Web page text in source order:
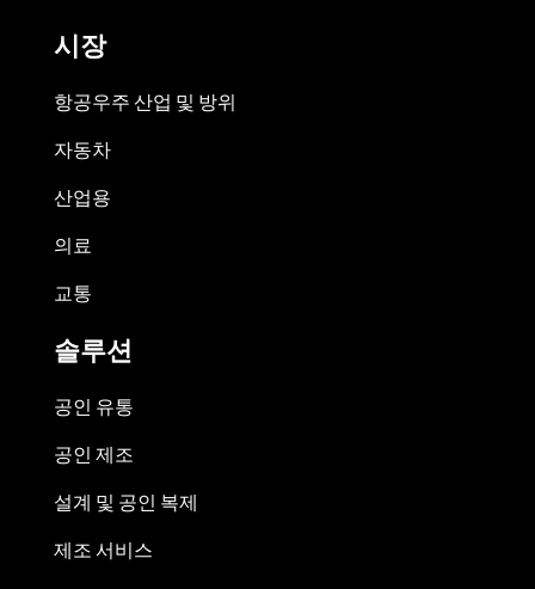
시장
항공우주 산업 및 방위
자동차
산업용
의료
교통
솔루션
공인 유통
공인 제조
설계 및 공인 복제
제조 서비스